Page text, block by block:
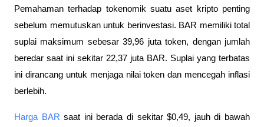
Pemahaman terhadap tokenomik suatu aset kripto penting
sebelum memutuskan untuk berinvestasi. BAR memiliki total
suplai maksimum sebesar 39,96 juta token, dengan jumlah
beredar saat ini sekitar 22,37 juta BAR. Suplai yang terbatas
ini dirancang untuk menjaga nilai token dan mencegah inflasi
berlebih.
Harga BAR saat ini berada di sekitar $0,49, jauh di bawah